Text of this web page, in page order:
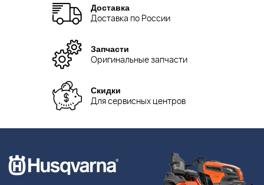
Доставка
Доставка по России
Запчасти
Оригинальные запчасти
Скидки
Для сервисных центров